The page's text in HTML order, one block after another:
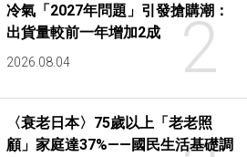
2
冷氣「2027年問題」引發搶購潮：
出貨量較前一年增加2成
2026.08.04
〈衰老日本〉75歲以上「老老照
顧」家庭達37%——國民生活基礎調